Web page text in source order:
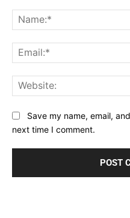
Save my name, email,
next time I comment.